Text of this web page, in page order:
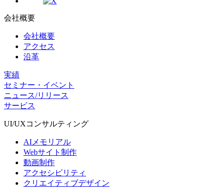
会社概要
会社概要
アクセス
沿革
実績
セミナー・イベント
ニュース/リリース
サービス
UI/UXコンサルティング
AIメモリアル
Webサイト制作
動画制作
アクセシビリティ
クリエイティブデザイン